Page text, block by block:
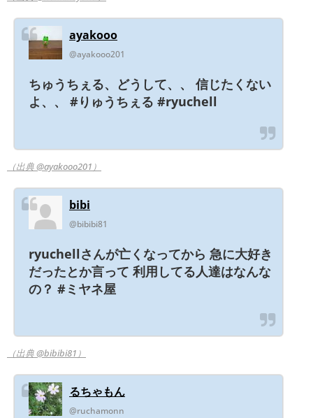
ayakooo
@ayakooo201
ちゅうちぇる、どうして、、 信じたくない
よ、、 #りゅうちぇる #ryuchell
（出典 @ayakooo201）
bibi
@bibibi81
ryuchellさんが亡くなってから 急に大好き
だったとか言って 利用してる人達はなんな
の？ #ミヤネ屋
（出典 @bibibi81）
るちゃもん
@ruchamonn